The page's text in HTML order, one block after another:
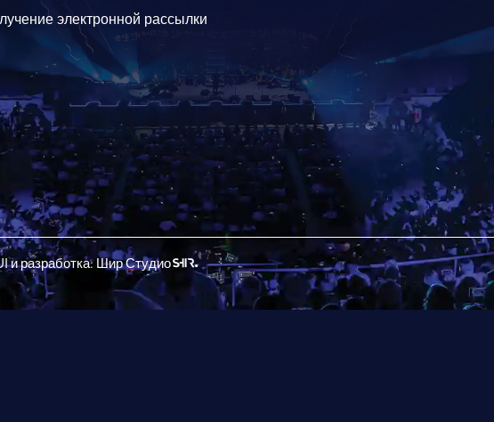
электронной рассылки
и разработка: Шир Студио